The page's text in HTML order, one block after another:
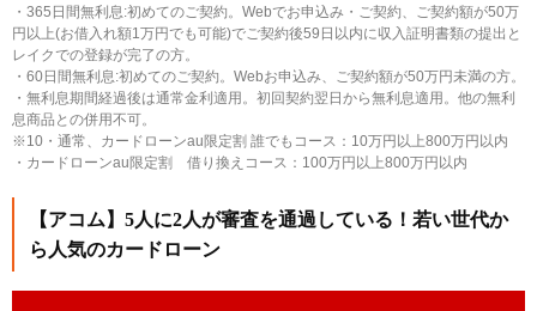
・365日間無利息:初めてのご契約。Webでお申込み・ご契約、ご契約額が50万
円以上(お借入れ額1万円でも可能)でご契約後59日以内に収入証明書類の提出と
レイクでの登録が完了の方。
・60日間無利息:初めてのご契約。Webお申込み、ご契約額が50万円未満の方。
・無利息期間経過後は通常金利適用。初回契約翌日から無利息適用。他の無利
息商品との併用不可。
※10・通常、カードローンau限定割 誰でもコース：10万円以上800万円以内
・カードローンau限定割 借り換えコース：100万円以上800万円以内
【アコム】5人に2人が審査を通過している！若い世代か
ら人気のカードローン